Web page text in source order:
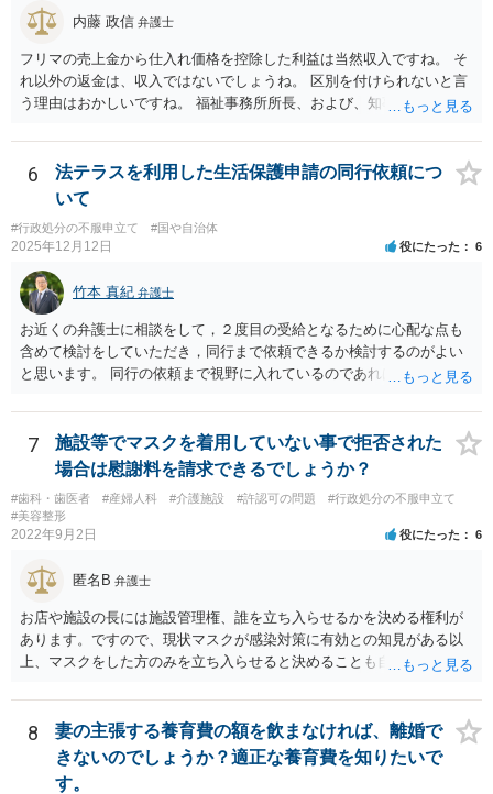
内藤 政信 弁護士
フリマの売上金から仕入れ価格を控除した利益は当然収入ですね。 そ
れ以外の返金は、収入ではないでしょうね。 区別を付けられないと言
う理由はおかしいですね。 福祉事務所所長、および、知事、および、
でしょう。
6
法テラスを利用した生活保護申請の同行依頼につ
いて
#行政処分の不服申立て #国や自治体
2025年12月12日 役にたった 6
竹本 真紀 弁護士
お近くの弁護士に相談をして，２度目の受給となるために心配な点も
含めて検討をしていただき，同行まで依頼できるか検討するのがよい
と思います。 同行の依頼まで視野に入れているのであれば，お近くの
7
施設等でマスクを着用していない事で拒否された
場合は慰謝料を請求できるでしょうか？
#歯科・歯医者 #産婦人科 #介護施設 #許認可の問題
#行政処分の不服申立て
#美容整形
2022年9月2日 役にたった 6
匿名B 弁護士
お店や施設の長には施設管理権、誰を立ち入らせるかを決める権利が
あります。ですので、現状マスクが感染対策に有効との知見がある以
上、マスクをした方のみを立ち入らせると決めることも自由であり、
など公益的な側面のある業種ですと、公衆浴場法など各種業法で定め
られた理由以外での利用拒否は禁止されていますし、公の施設でもマ
スクなしだけでの利用拒否は問題となりえますが、民間のお店に対し
ては慰謝料の請求は認められないと考えられます。
8
妻の主張する養育費の額を飲まなければ、離婚で
きないのでしょうか？適正な養育費を知りたいで
す。